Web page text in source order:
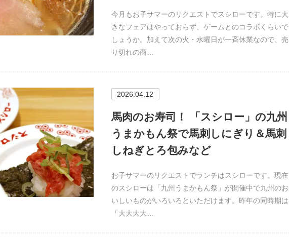
今月もお子サマーのリクエストでスシローです。特に大
きなフェアはやっておらず、ゲームとのコラボくらいで
しょうか。加えて次の火・水曜日が一斉休業なので、売
り切れの商…
2026.04.12
馬肉のお寿司！ 「スシロー」の九州
うまかもん祭で馬刺しにぎり＆馬刺
しねぎとろ包みなど
お子サマーのリクエストでランチはスシローです。現在
のスシローは「九州うまかもん祭」が開催中で九州のお
いしいものがいろいろといただけます。昨年の同時期は
「大大大大…